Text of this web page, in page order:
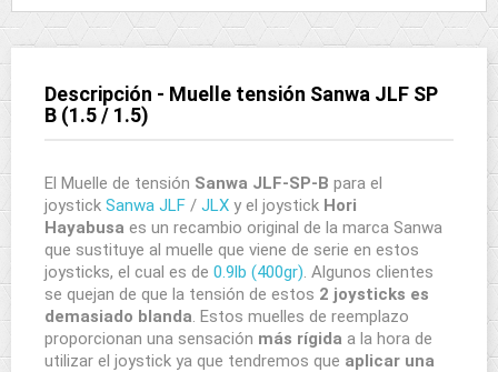
Descripción - Muelle tensión Sanwa JLF SP
B (1.5 / 1.5)
El Muelle de tensión Sanwa JLF-SP-B para el
joystick Sanwa JLF / JLX y el joystick Hori
Hayabusa es un recambio original de la marca Sanwa
que sustituye al muelle que viene de serie en estos
joysticks, el cual es de 0.9lb (400gr). Algunos clientes
se quejan de que la tensión de estos 2 joysticks es
demasiado blanda. Estos muelles de reemplazo
proporcionan una sensación más rígida a la hora de
utilizar el joystick ya que tendremos que aplicar una